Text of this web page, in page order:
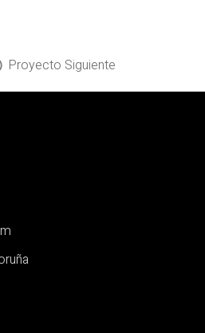
Proyecto Siguiente